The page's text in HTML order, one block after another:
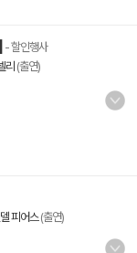
- 할인행사
리 (출연)
피어스(출연)